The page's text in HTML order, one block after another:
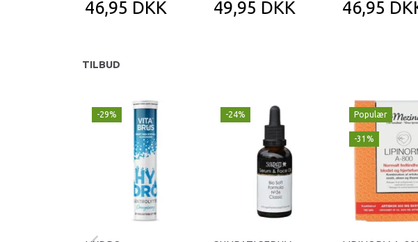
46,95 DKK 49,95 DKK 46,95
TILBUD
-29% -24% Populær
-31%